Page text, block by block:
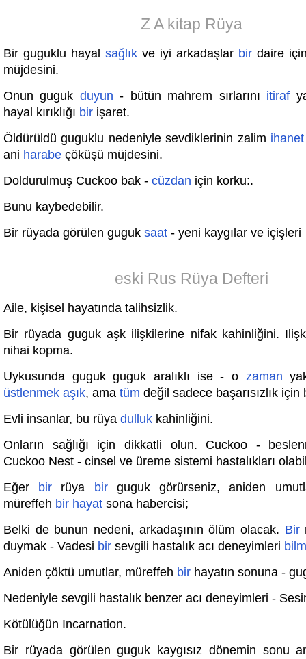
Z A kitap Rüya
Bir guguklu hayal sağlık ve iyi arkadaşlar bir daire
müjdesini.
Onun guguk duyun - bütün mahrem sırlarını itiraf
hayal kırıklığı bir işaret.
Öldürüldü guguklu nedeniyle sevdiklerinin zalim ihanet
ani harabe çöküşü müjdesini.
Doldurulmuş Cuckoo bak - cüzdan için korku:.
Bunu kaybedebilir.
Bir rüyada görülen guguk saat - yeni kaygılar ve içişleri
eski Rus Rüya Defteri
Aile, kişisel hayatında talihsizlik.
Bir rüyada guguk aşk ilişkilerine nifak kahinliğini.
nihai kopma.
Uykusunda guguk guguk aralıklı ise - o zaman
üstlenmek aşık, ama tüm değil sadece başarısızlık için
Evli insanlar, bu rüya dulluk kahinliğini.
Onların sağlığı için dikkatli olun. Cuckoo -
Cuckoo Nest - cinsel ve üreme sistemi hastalıkları
Eğer bir rüya birguguk görürseniz, aniden
müreffeh bir hayat sona habercisi;
Belki de bunun nedeni, arkadaşının ölüm olacak. Bir
duymak - Vadesi bir sevgili hastalık acı deneyimleri
Aniden çöktü umutlar, müreffeh bir hayatın sonuna -
Nedeniyle sevgili hastalık benzer acı deneyimleri -
Kötülüğün Incarnation.
Bir rüyada görülen guguk kaygısız dönemin sonu